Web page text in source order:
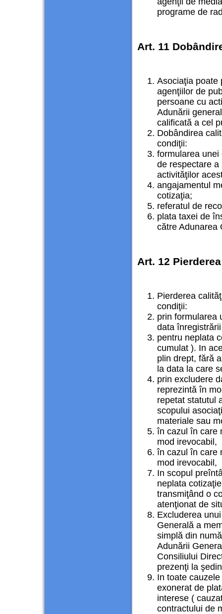
programe de
Art. 11
Asociaţia poate
agenţiilor de
persoane cu
Adunării
calificată a cel
Dobândirea
condiţii:
formularea
de respectare
activităţilor
angajamentul
cotizaţia;
referatul de
plata taxei de
către Adunarea
Art. 12
Pierderea
condiţii:
prin formularea
data
pentru neplata
cumulat ). In
plin drept, fără
la data la care
prin excludere
reprezintă în
repetat statutul
scopului
materiale sau
în cazul în care
mod irevocabil,
în cazul în care
mod irevocabil,
In scopul
neplata
transmiţând o
atenţionat de
Excluderea
Generală a
simplă din
Adunării
Consiliului
prezenţi la
In toate
exonerat de
interese (
contractului de